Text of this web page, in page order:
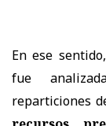
En ese
fue
reparticiones